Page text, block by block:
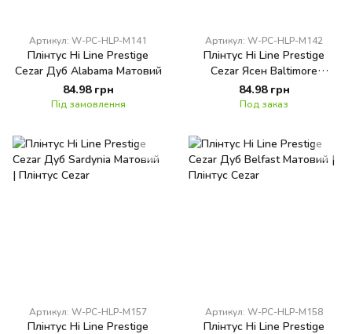
Артикул: W-PC-HLP-M141
Плінтус Hi Line Prestige
Cezar Дуб Alabama Матовий
84.98 грн
Під замовлення
Артикул: W-PC-HLP-M142
Плінтус Hi Line Prestige
Cezar Ясен Baltimore
Матовий
84.98 грн
Под заказ
Артикул: W-PC-HLP-M157
Плінтус Hi Line Prestige
Артикул: W-PC-HLP-M158
Плінтус Hi Line Prestige